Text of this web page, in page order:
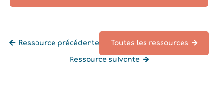
Ressource précédente Toutes les ressources
Ressource suivante